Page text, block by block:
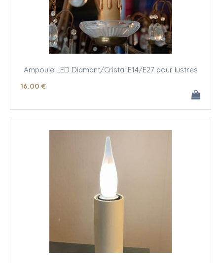
Ampoule LED Diamant/Cristal E14/E27 pour lustres
16.00 €